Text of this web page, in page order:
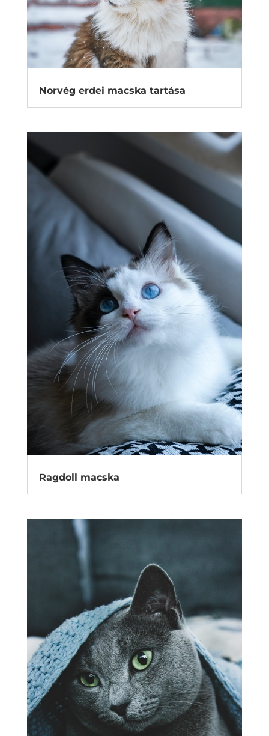
Norvég erdei macska tartása
Ragdoll macska